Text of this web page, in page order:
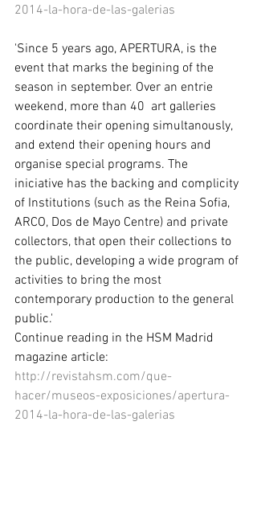
2014-la-hora-de-las-galerias
'Since 5 years ago, APERTURA, is the
event that marks the begining of the
season in september. Over an entrie
weekend, more than 40  art galleries
coordinate their opening simultanously,
and extend their opening hours and
organise special programs. The
iniciative has the backing and complicity
of Institutions (such as the Reina Sofia,
ARCO, Dos de Mayo Centre) and private
collectors, that open their collections to
the public, developing a wide program of
activities to bring the most
contemporary production to the general
public.'
Continue reading in the HSM Madrid
magazine article:
http://revistahsm.com/que-
hacer/museos-exposiciones/apertura-
2014-la-hora-de-las-galerias